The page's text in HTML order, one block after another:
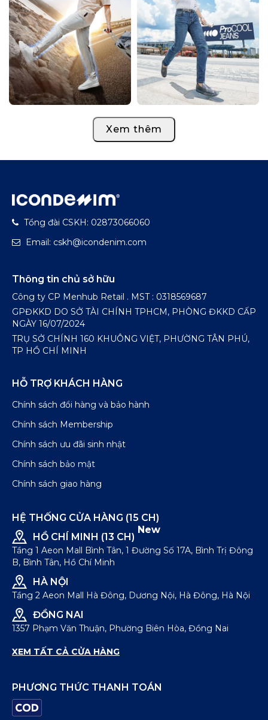
Xem thêm
Tổng đài CSKH: 02873066060
Email: cskh@icondenim.com
Thông tin chủ sở hữu
Công ty CP Menhub Retail . MST : 0318569687
GPĐKKD DO SỞ TÀI CHÍNH TPHCM, PHÒNG ĐKKD CẤP
NGÀY 16/07/2024
TRỤ SỞ CHÍNH 160 KHUÔNG VIỆT, PHƯỜNG TÂN PHÚ,
TP HỒ CHÍ MINH
HỖ TRỢ KHÁCH HÀNG
Chính sách đổi hàng và bảo hành
Chính sách Membership
Chính sách ưu đãi sinh nhật
Chính sách bảo mật
Chính sách giao hàng
HỆ THỐNG CỬA HÀNG (15 CH)
HỒ CHÍ MINH (13 CH)
New
Tầng 1 Aeon Mall Bình Tân, 1 Đường Số 17A, Bình Trị Đông
B, Bình Tân, Hồ Chí Minh
HÀ NỘI
Tầng 2 Aeon Mall Hà Đông, Dương Nội, Hà Đông, Hà Nội
ĐỒNG NAI
1357 Phạm Văn Thuận, Phường Biên Hòa, Đồng Nai
XEM TẤT CẢ CỬA HÀNG
PHƯƠNG THỨC THANH TOÁN